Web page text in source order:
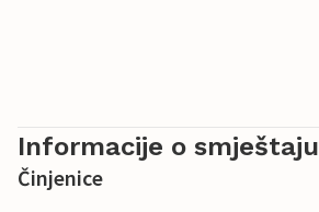
Informacije o smještaju
Činjenice